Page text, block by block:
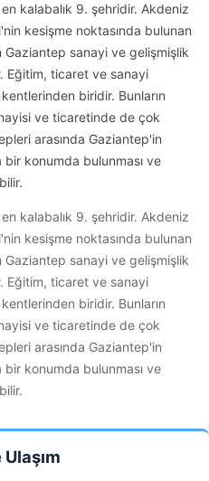
kalabalık 9. şehridir. Akdeniz
kesişme noktasında bulunan
sanayi ve gelişmişlik
Eğitim, ticaret ve sanayi
biridir. Bunların
ve ticaretinde de çok
arasında Gaziantep'in
bir konumda bulunması ve
kalabalık 9. şehridir. Akdeniz
kesişme noktasında bulunan
sanayi ve gelişmişlik
Eğitim, ticaret ve sanayi
biridir. Bunların
ve ticaretinde de çok
arasında Gaziantep'in
bir konumda bulunması ve